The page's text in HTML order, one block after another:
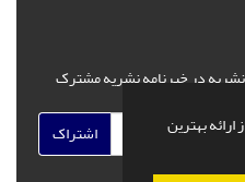
بهترین
نشریه در خبرنامه نشریه مشترک
اشتراک